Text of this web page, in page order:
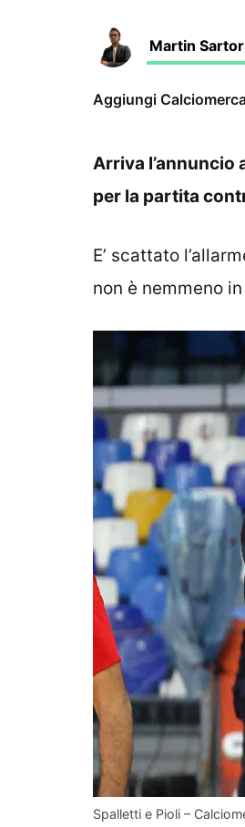
Martin
Aggiungi
Arriva l’annuncio
per la partita
E’ scattato
non è nemmeno
Spalletti e Pioli –